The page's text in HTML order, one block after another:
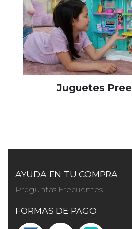
Juguetes
AYUDA EN TU COMPRA
Preguntas Frecuentes
FORMAS DE PAGO